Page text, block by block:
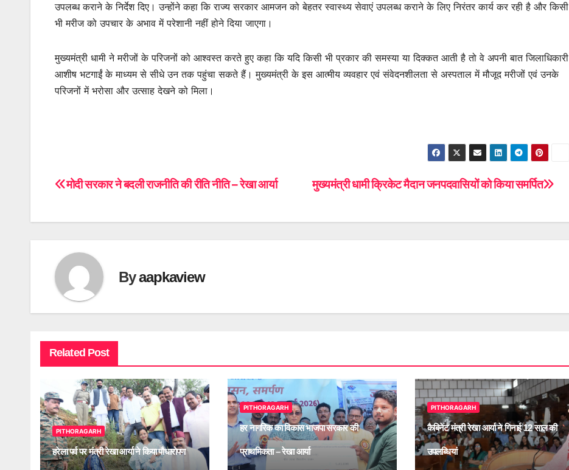
उपलब्ध कराने के निर्देश दिए। उन्होंने कहा कि राज्य सरकार आमजन को बेहतर स्वास्थ्य सेवाएं उपलब्ध कराने के लिए निरंतर कार्य कर रही है और किसी
भी मरीज को उपचार के अभाव में परेशानी नहीं होने दिया जाएगा।
मुख्यमंत्री धामी ने मरीजों के परिजनों को आश्वस्त करते हुए कहा कि यदि किसी भी प्रकार की समस्या या दिक्कत आती है तो वे अपनी बात जिलाधिकारी
आशीष भटगाईं के माध्यम से सीधे उन तक पहुंचा सकते हैं। मुख्यमंत्री के इस आत्मीय व्यवहार एवं संवेदनशीलता से अस्पताल में मौजूद मरीजों एवं उनके
परिजनों में भरोसा और उत्साह देखने को मिला।
Post
मुख्यमंत्री धामी क्रिकेट मैदान जनपदवासियों को किया समर्पित
मोदी सरकार ने बदली राजनीति की रीति नीति – रेखा आर्या
Byaapkaview
Related Post
PITHORAGARH
हरेला पर्व पर मंत्री रेखा आर्या ने किया पौधारोपण
PITHORAGARH
हर नागरिक का विकास भाजपा सरकार की
प्राथमिकता – रेखा आर्या
PITHORAGARH
कैबिनेट मंत्री रेखा आर्या ने गिनाई 12 साल की
उपलब्धियां